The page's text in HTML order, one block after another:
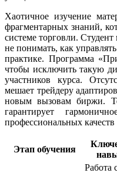
Хаотичное изучение
фрагментарных знаний,
системе торговли.
не понимать, как
практике. Программа
чтобы исключить такую
участников курса.
мешает трейдеру
новым вызовам биржи.
гарантирует
профессиональных
Этап обучения
Работа